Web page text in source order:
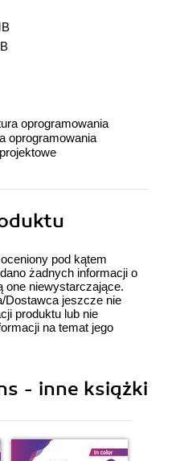
oprogramowania
oprogramowania
pod kątem
żadnych informacji o
one niewystarczające.
Dostawca jeszcze nie
produktu lub nie
na temat jego
- inne książki